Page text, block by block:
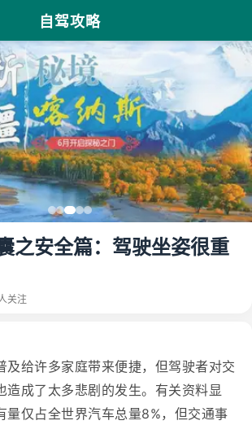
自驾攻略
之安全篇：驾驶坐姿很重
关注
给许多家庭带来便捷，但驾驶者对交
造成了太多悲剧的发生。有关资料显
量仅占全世界汽车总量8%，但交通事